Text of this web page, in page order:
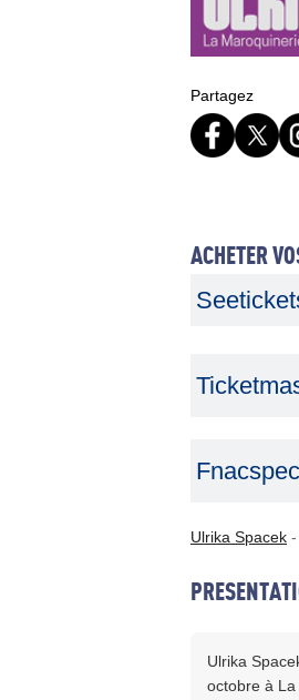
Partagez
ACHETER
Ulrika Spacek
Ulrika
octobre à